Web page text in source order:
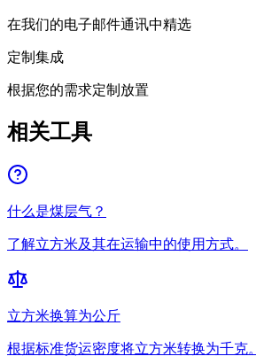
在我们的电子邮件通讯中精选
定制集成
根据您的需求定制放置
相关工具
什么是煤层气？
了解立方米及其在运输中的使用方式。
立方米换算为公斤
根据标准货运密度将立方米转换为千克。